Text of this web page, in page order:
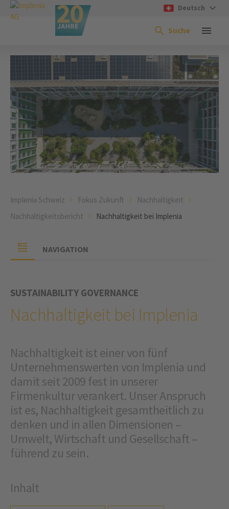
Deutsch
Suche
Implenia Schweiz Fokus Zukunft
Nachhaltigkeit
Nachhaltigkeitsbericht
Nachhaltigkeit bei Implenia
NAVIGATION
SUSTAINABILITY GOVERNANCE
Nachhaltigkeit bei Implenia
Nachhaltigkeit ist einer von fünf
Unternehmenswerten von Implenia und
damit seit 2009 fest in unserer
Firmenkultur verankert. Unser Anspruch
ist es, Nachhaltigkeit gesamtheitlich zu
denken und in allen Dimensionen –
Umwelt, Wirtschaft und Gesellschaft –
führend zu sein.
Inhalt